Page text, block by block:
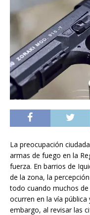
La preocupación
armas de fuego en la
fuerza. En barrios de
de la zona, la
todo cuando muchos
ocurren en la vía
embargo, al revisar las